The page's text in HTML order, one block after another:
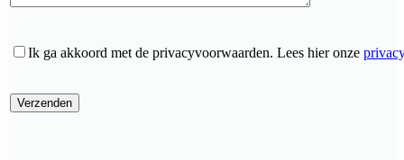
Ik ga akkoord met de privacyvoorwaarden. Lees hier onze